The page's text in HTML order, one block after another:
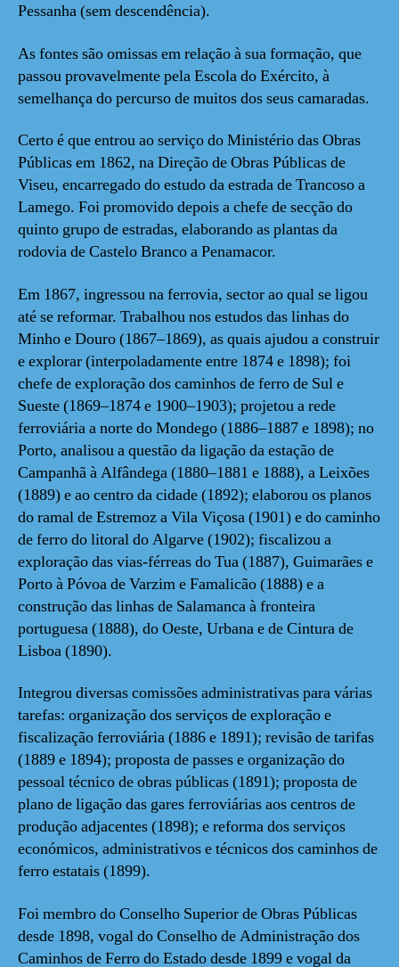
Pessanha (sem descendência).
As fontes são omissas em relação à sua formação, que
passou provavelmente pela Escola do Exército, à
semelhança do percurso de muitos dos seus camaradas.
Certo é que entrou ao serviço do Ministério das Obras
Públicas em 1862, na Direção de Obras Públicas de
Viseu, encarregado do estudo da estrada de Trancoso a
Lamego. Foi promovido depois a chefe de secção do
quinto grupo de estradas, elaborando as plantas da
rodovia de Castelo Branco a Penamacor.
Em 1867, ingressou na ferrovia, sector ao qual se ligou
até se reformar. Trabalhou nos estudos das linhas do
Minho e Douro (1867–1869), as quais ajudou a construir
e explorar (interpoladamente entre 1874 e 1898); foi
chefe de exploração dos caminhos de ferro de Sul e
Sueste (1869–1874 e 1900–1903); projetou a rede
ferroviária a norte do Mondego (1886–1887 e 1898); no
Porto, analisou a questão da ligação da estação de
Campanhã à Alfândega (1880–1881 e 1888), a Leixões
(1889) e ao centro da cidade (1892); elaborou os planos
do ramal de Estremoz a Vila Viçosa (1901) e do caminho
de ferro do litoral do Algarve (1902); fiscalizou a
exploração das vias-férreas do Tua (1887), Guimarães e
Porto à Póvoa de Varzim e Famalicão (1888) e a
construção das linhas de Salamanca à fronteira
portuguesa (1888), do Oeste, Urbana e de Cintura de
Lisboa (1890).
Integrou diversas comissões administrativas para várias
tarefas: organização dos serviços de exploração e
fiscalização ferroviária (1886 e 1891); revisão de tarifas
(1889 e 1894); proposta de passes e organização do
pessoal técnico de obras públicas (1891); proposta de
plano de ligação das gares ferroviárias aos centros de
produção adjacentes (1898); e reforma dos serviços
económicos, administrativos e técnicos dos caminhos de
ferro estatais (1899).
Foi membro do Conselho Superior de Obras Públicas
desde 1898, vogal do Conselho de Administração dos
Caminhos de Ferro do Estado desde 1899 e vogal da